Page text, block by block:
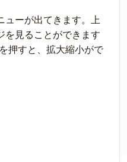
ューが出てきます。上
を見ることができます
押すと、拡大縮小がで